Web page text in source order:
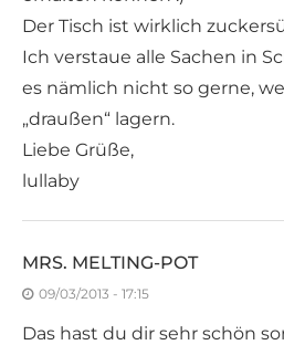
Der Tisch ist wirklich
Ich verstaue alle Sachen in
es nämlich nicht so gerne,
„draußen“ lagern.
Liebe Grüße,
lullaby
MRS. MELTING-POT
09/03/2013 - 17:15
Das hast du dir sehr schön